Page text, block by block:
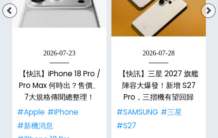
2026-07-23
【快訊】iPhone 18 Pro /
Pro Max 何時出？售價、
7大規格傳聞總整理！
#Apple #iPhone
#新機消息
2026-07-28
【快訊】三星 2027 旗艦
陣容大爆發！新增 S27
Pro，三摺機有望回歸
#SAMSUNG #三星
#S27